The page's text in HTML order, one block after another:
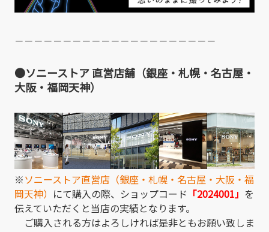
－－－－－－－－－－－－－－－－－－－－－
●ソニーストア 直営店舗（銀座・札幌・名古屋・
大阪・福岡天神）
※ソニーストア直営店（銀座・札幌・名古屋・大阪・福
岡天神） にて購入の際、ショップコード 「2024001」 を
伝えていただくと当店の実績となります。
ご購入される方はよろしければ是非ともお願い致しま